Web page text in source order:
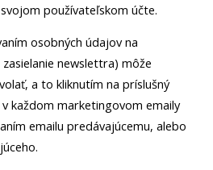
používateľskom účte.
osobných údajov na
newslettra) môže
a to kliknutím na príslušný
každom marketingovom emaily
emailu predávajúcemu, alebo